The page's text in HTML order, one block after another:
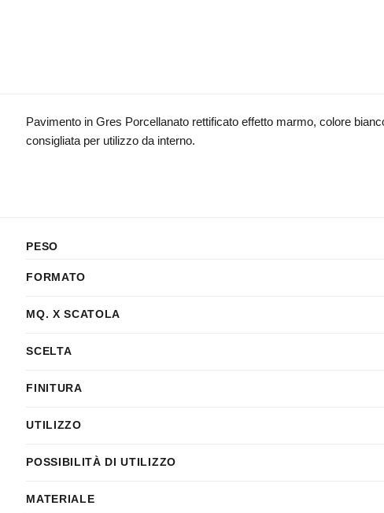
Pavimento in Gres Porcellanato rettificato effetto marmo, colore
consigliata per utilizzo da interno.
PESO
FORMATO
MQ. X SCATOLA
SCELTA
FINITURA
UTILIZZO
POSSIBILITÀ DI UTILIZZO
MATERIALE